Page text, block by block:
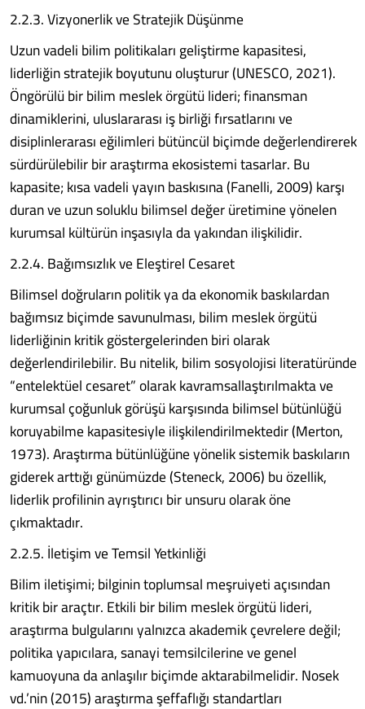
2.2.3. Vizyonerlik ve Stratejik Düşünme
Uzun vadeli bilim politikaları geliştirme kapasitesi,
liderliğin stratejik boyutunu oluşturur (UNESCO, 2021).
Öngörülü bir bilim meslek örgütü lideri; finansman
dinamiklerini, uluslararası iş birliği fırsatlarını ve
disiplinlerarası eğilimleri bütüncül biçimde değerlendirerek
sürdürülebilir bir araştırma ekosistemi tasarlar. Bu
kapasite; kısa vadeli yayın baskısına (Fanelli, 2009) karşı
duran ve uzun soluklu bilimsel değer üretimine yönelen
kurumsal kültürün inşasıyla da yakından ilişkilidir.
2.2.4. Bağımsızlık ve Eleştirel Cesaret
Bilimsel doğruların politik ya da ekonomik baskılardan
bağımsız biçimde savunulması, bilim meslek örgütü
liderliğinin kritik göstergelerinden biri olarak
değerlendirilebilir. Bu nitelik, bilim sosyolojisi literatüründe
“entelektüel cesaret” olarak kavramsallaştırılmakta ve
kurumsal çoğunluk görüşü karşısında bilimsel bütünlüğü
koruyabilme kapasitesiyle ilişkilendirilmektedir (Merton,
1973). Araştırma bütünlüğüne yönelik sistemik baskıların
giderek arttığı günümüzde (Steneck, 2006) bu özellik,
liderlik profilinin ayrıştırıcı bir unsuru olarak öne
çıkmaktadır.
2.2.5. İletişim ve Temsil Yetkinliği
Bilim iletişimi; bilginin toplumsal meşruiyeti açısından
kritik bir araçtır. Etkili bir bilim meslek örgütü lideri,
araştırma bulgularını yalnızca akademik çevrelere değil;
politika yapıcılara, sanayi temsilcilerine ve genel
kamuoyuna da anlaşılır biçimde aktarabilmelidir. Nosek
vd.’nin (2015) araştırma şeffaflığı standartları